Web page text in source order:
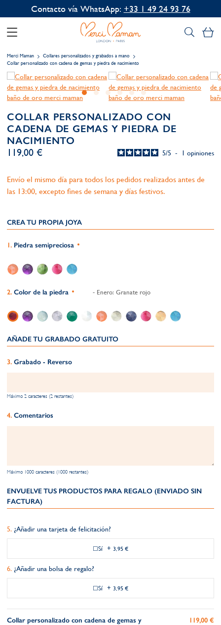
Contacto vía WhatsApp: +33 1 49 24 93 76
Merci Maman
Collares personalizados y grabados a mano
Collar personalizado con cadena de gemas y piedra de nacimiento
COLLAR PERSONALIZADO CON
CADENA DE GEMAS Y PIEDRA DE
NACIMIENTO
5/5 - 1 opiniones
119,00 €
Envío el mismo día para todos los pedidos realizados antes de
las 13:00, excepto fines de semana y días festivos.
CREA TU PROPIA JOYA
Piedra semipreciosa
Color de la piedra - Enero: Granate rojo
AÑADE TU GRABADO GRATUITO​
Grabado - Reverso
Máximo 2 caracteres (2 restantes)
Comentarios
Máximo 1000 caracteres (1000 restantes)
ENVUELVE TUS PRODUCTOS PARA REGALO (ENVIADO SIN
FACTURA)
¿Añadir una tarjeta de felicitación?
Sí + 3,95 €
¿Añadir una bolsa de regalo?
Sí + 3,95 €
Collar personalizado con cadena de gemas y
119,00 €